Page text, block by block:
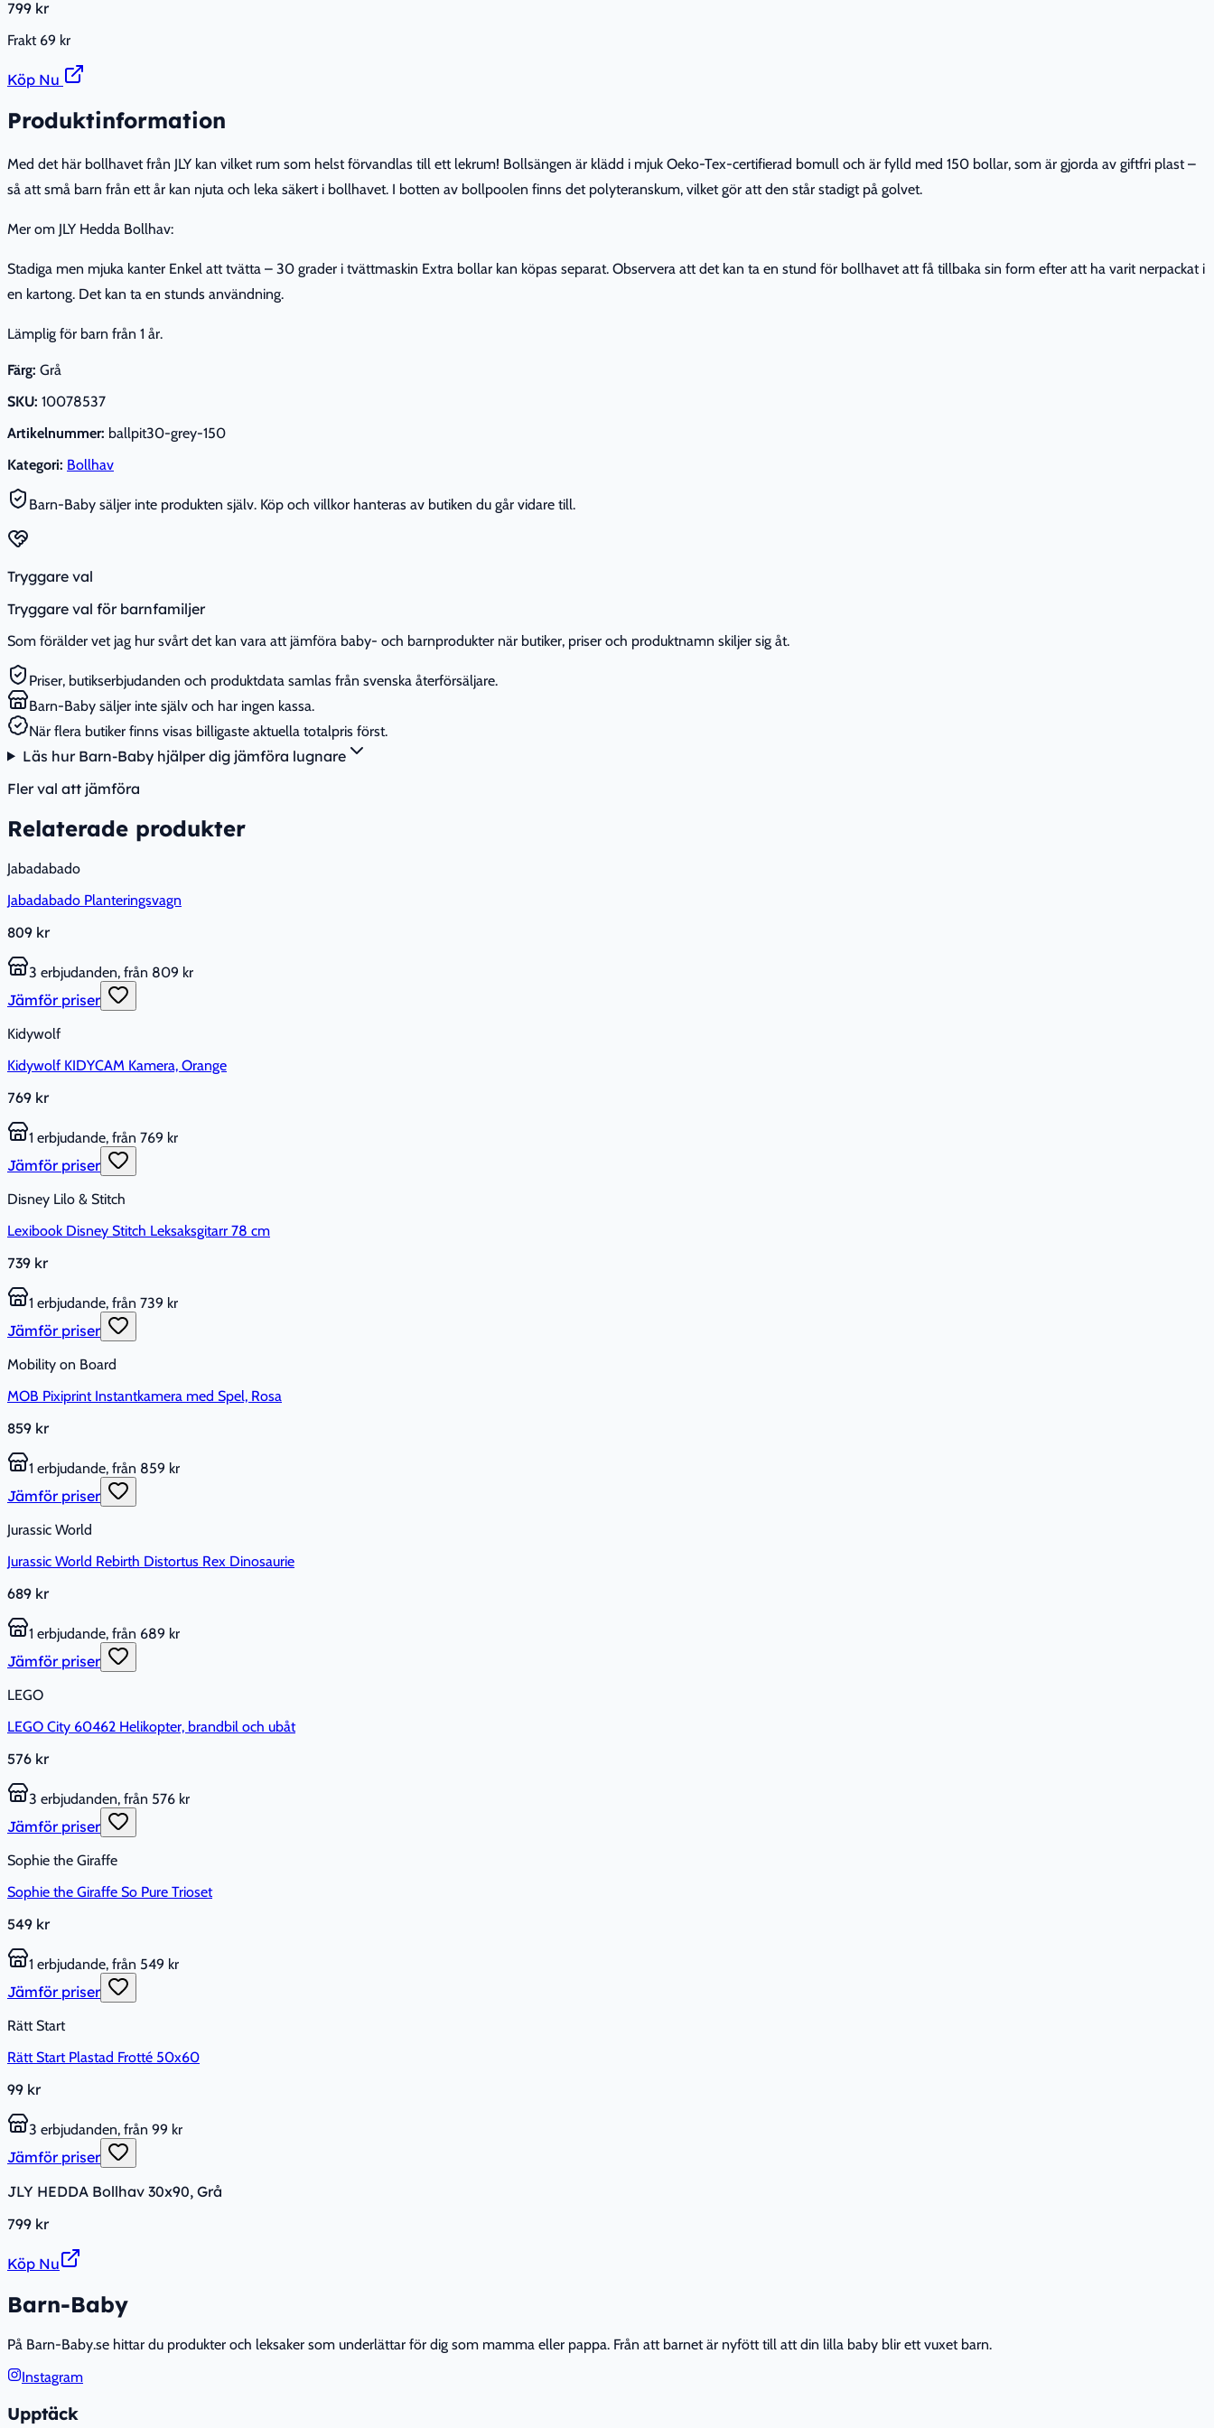
799 kr
Frakt 69 kr
Köp Nu
Produktinformation
Med det här bollhavet från JLY kan vilket rum som helst förvandlas till ett lekrum! Bollsängen är klädd i mjuk Oeko-Tex-certifierad bomull och är fylld med 150 bollar, som är gjorda av giftfri plast –
så att små barn från ett år kan njuta och leka säkert i bollhavet. I botten av bollpoolen finns det polyteranskum, vilket gör att den står stadigt på golvet.
Mer om JLY Hedda Bollhav:
Stadiga men mjuka kanter Enkel att tvätta – 30 grader i tvättmaskin Extra bollar kan köpas separat. Observera att det kan ta en stund för bollhavet att få tillbaka sin form efter att ha varit nerpackat i
en kartong. Det kan ta en stunds användning.
Lämplig för barn från 1 år.
Färg: Grå
SKU: 10078537
Artikelnummer: ballpit30-grey-150
Kategori: Bollhav
Barn-Baby säljer inte produkten själv. Köp och villkor hanteras av butiken du går vidare till.
Tryggare val
Tryggare val för barnfamiljer
Som förälder vet jag hur svårt det kan vara att jämföra baby- och barnprodukter när butiker, priser och produktnamn skiljer sig åt.
Priser, butikserbjudanden och produktdata samlas från svenska återförsäljare.
Barn-Baby säljer inte själv och har ingen kassa.
När flera butiker finns visas billigaste aktuella totalpris först.
Läs hur Barn-Baby hjälper dig jämföra lugnare
Fler val att jämföra
Relaterade produkter
Jabadabado
Jabadabado Planteringsvagn
809 kr
3 erbjudanden, från 809 kr
Jämför priser
Kidywolf
Kidywolf KIDYCAM Kamera, Orange
769 kr
1 erbjudande, från 769 kr
Jämför priser
Disney Lilo & Stitch
Lexibook Disney Stitch Leksaksgitarr 78 cm
739 kr
1 erbjudande, från 739 kr
Jämför priser
Mobility on Board
MOB Pixiprint Instantkamera med Spel, Rosa
859 kr
1 erbjudande, från 859 kr
Jämför priser
Jurassic World
Jurassic World Rebirth Distortus Rex Dinosaurie
689 kr
1 erbjudande, från 689 kr
Jämför priser
LEGO
LEGO City 60462 Helikopter, brandbil och ubåt
576 kr
3 erbjudanden, från 576 kr
Jämför priser
Sophie the Giraffe
Sophie the Giraffe So Pure Trioset
549 kr
1 erbjudande, från 549 kr
Jämför priser
Rätt Start
Rätt Start Plastad Frotté 50x60
99 kr
3 erbjudanden, från 99 kr
Jämför priser
JLY HEDDA Bollhav 30x90, Grå
799 kr
Köp Nu
Barn-Baby
På Barn-Baby.se hittar du produkter och leksaker som underlättar för dig som mamma eller pappa. Från att barnet är nyfött till att din lilla baby blir ett vuxet barn.
Instagram
Upptäck